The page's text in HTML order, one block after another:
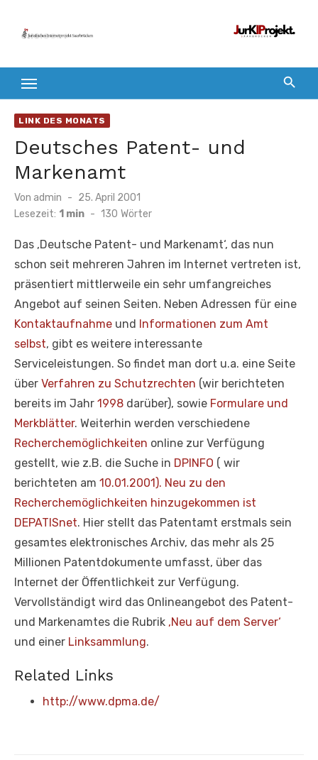
Inhalt
LINK DES MONATS
Deutsches Patent- und
Markenamt
Von admin
Veröffentlicht
am
25. April 2001
Lesezeit: 1 min - 130 Wörter
Das ‚Deutsche Patent- und Markenamt‘, das nun
schon seit mehreren Jahren im Internet vertreten ist,
präsentiert mittlerweile ein sehr umfangreiches
Angebot auf seinen Seiten. Neben Adressen für eine
Kontaktaufnahme und Informationen zum Amt
selbst, gibt es weitere interessante
Serviceleistungen. So findet man dort u.a. eine Seite
über Verfahren zu Schutzrechten (wir berichteten
bereits im Jahr 1998 darüber), sowie Formulare und
Merkblätter. Weiterhin werden verschiedene
Recherchemöglichkeiten online zur Verfügung
gestellt, wie z.B. die Suche in DPINFO ( wir
berichteten am 10.01.2001). Neu zu den
Recherchemöglichkeiten hinzugekommen ist
DEPATISnet. Hier stellt das Patentamt erstmals sein
gesamtes elektronisches Archiv, das mehr als 25
Millionen Patentdokumente umfasst, über das
Internet der Öffentlichkeit zur Verfügung.
Vervollständigt wird das Onlineangebot des Patent-
und Markenamtes die Rubrik ‚Neu auf dem Server‘
und einer Linksammlung.
Related Links
http://www.dpma.de/